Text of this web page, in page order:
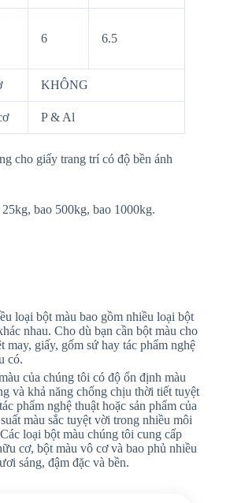
6 6.5
KHÔNG
P & Al
cho giấy trang trí có độ bền ánh
bao 500kg, bao 1000kg.
loại bột màu bao gồm nhiều loại bột
nhau. Cho dù bạn cần bột màu cho
may, giấy, gốm sứ hay tác phẩm nghệ
có.
của chúng tôi có độ ổn định màu
và khả năng chống chịu thời tiết tuyệt
phẩm nghệ thuật hoặc sản phẩm của
màu sắc tuyệt vời trong nhiều môi
loại bột màu chúng tôi cung cấp
cơ, bột màu vô cơ và bao phủ nhiều
sáng, đậm đặc và bền.